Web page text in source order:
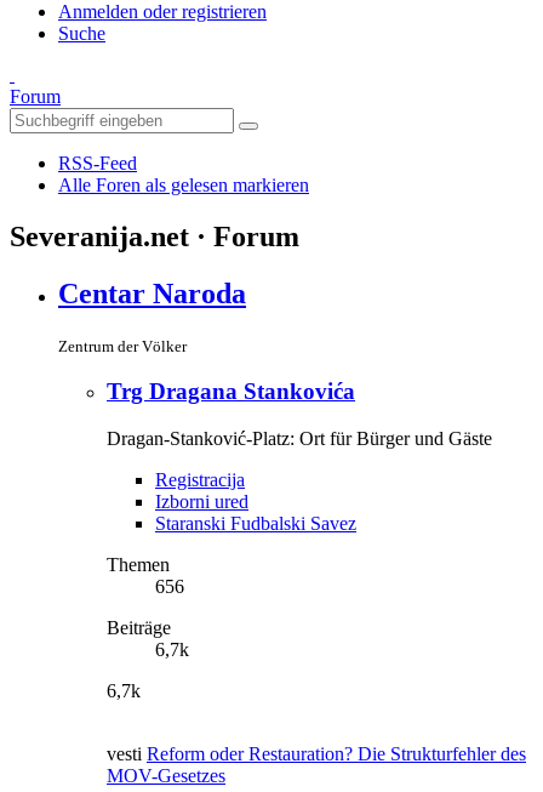
Anmelden oder registrieren
Suche
Forum
RSS-Feed
Alle Foren als gelesen markieren
Severanija.net · Forum
Centar Naroda
Zentrum der Völker
Trg Dragana Stankovića
Dragan-Stanković-Platz: Ort für Bürger und Gäste
Registracija
Izborni ured
Staranski Fudbalski Savez
Themen
656
Beiträge
6,7k
6,7k
vesti Reform oder Restauration? Die Strukturfehler des
MOV-Gesetzes